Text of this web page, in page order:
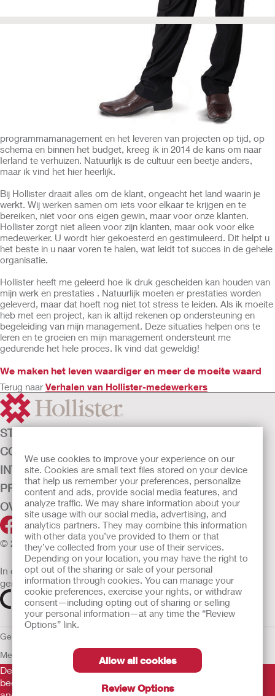
We use cookies to improve your experience on our
site. Cookies are small text files stored on your device
that help us remember your preferences, personalize
content and ads, provide social media features, and
analyze traffic. We may share information about your
site usage with our social media, advertising, and
analytics partners. They may combine this information
with other data you’ve provided to them or that
they’ve collected from your use of their services.
Depending on your location, you may have the right to
opt out of the sharing or sale of your personal
information through cookies. You can manage your
cookie preferences, exercise your rights, or withdraw
consent—including opting out of sharing or selling
your personal information—at any time the “Review
Options” link.
Allow all cookies
Review Options
programmamanagement en het leveren van projecten op tijd, op
schema en binnen het budget, kreeg ik in 2014 de kans om naar
Ierland te verhuizen. Natuurlijk is de cultuur een beetje anders,
maar ik vind het hier heerlijk.
Bij Hollister draait alles om de klant, ongeacht het land waarin je
werkt. Wij werken samen om iets voor elkaar te krijgen en te
bereiken, niet voor ons eigen gewin, maar voor onze klanten.
Hollister zorgt niet alleen voor zijn klanten, maar ook voor elke
medewerker. U wordt hier gekoesterd en gestimuleerd. Dit helpt u
het beste in u naar voren te halen, wat leidt tot succes in de gehele
organisatie.
Hollister heeft me geleerd hoe ik druk gescheiden kan houden van
mijn werk en prestaties . Natuurlijk moeten er prestaties worden
geleverd, maar dat hoeft nog niet tot stress te leiden. Als ik moeite
heb met een project, kan ik altijd rekenen op ondersteuning en
begeleiding van mijn management. Deze situaties helpen ons te
leren en te groeien en mijn management ondersteunt me
gedurende het hele proces. Ik vind dat geweldig!
We maken het leven waardiger en meer de moeite waard
Terug naar Verhalen van Hollister-medewerkers
STOMAZORG
CONTINENTIEZORG
INTENSIEVE ZORG
PRODUCTEN
OVER ONS
© 2026 Hollister Incorporated
In de EU verkochte medische hulpmiddelen dienen
gemarkeerd te zijn met een van de volgende symbolen
Gebruiksvoorwaarden
Mededeling aan Klokkenluiders
De verstrekte informatie is geen medisch advies en is niet
bedoeld als vervanging voor het advies van uw eigen arts of